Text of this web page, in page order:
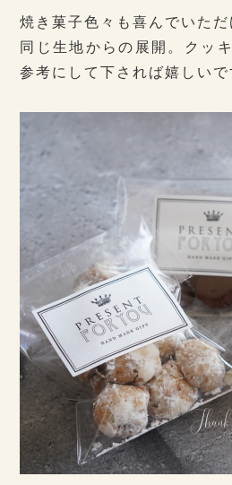
焼き菓子色々も喜んでいただ
同じ生地からの展開。クッ
参考にして下されば嬉しいで